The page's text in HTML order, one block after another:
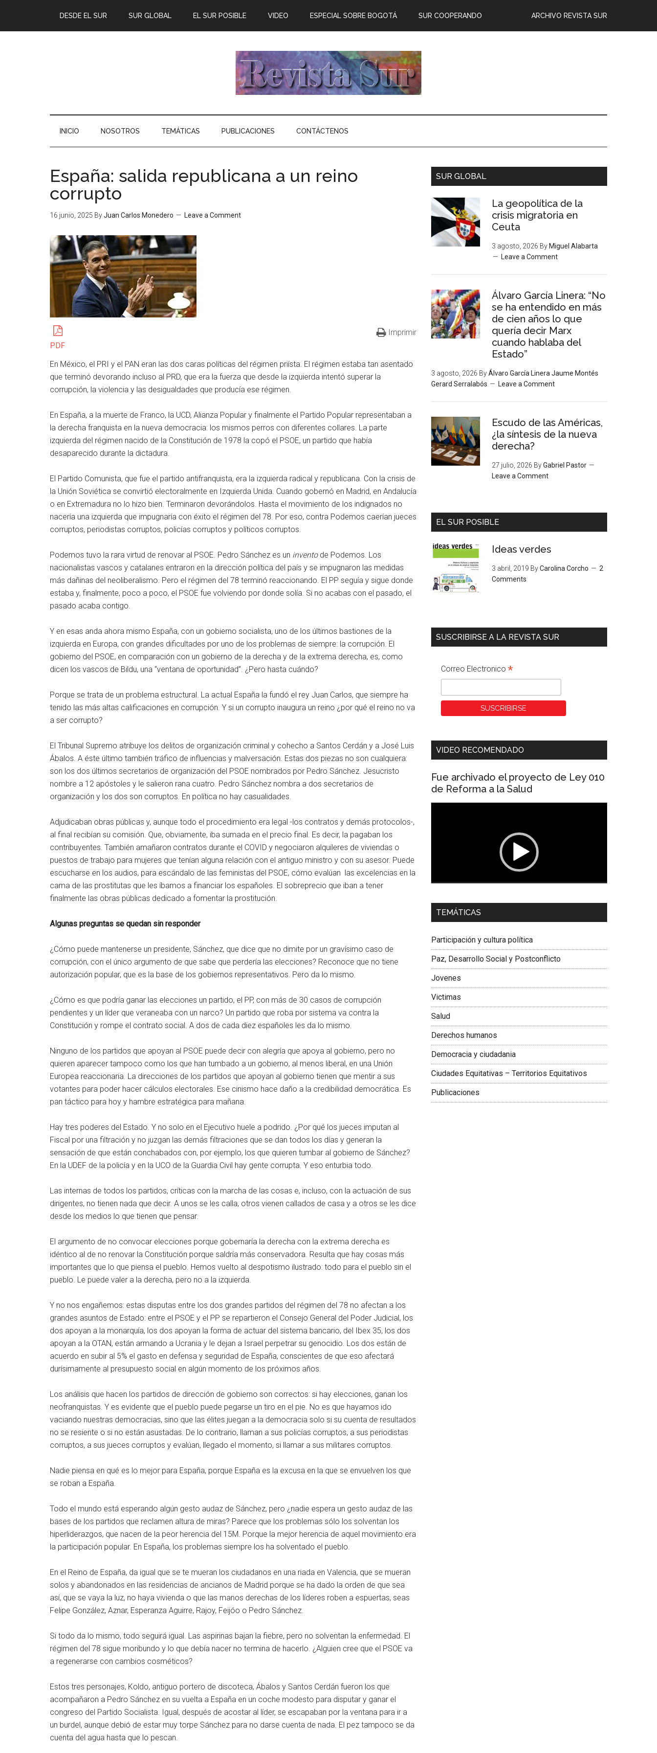
DESDE EL SUR SUR GLOBAL EL SUR POSIBLE ARCHIVO REVISTA SUR
VIDEO ESPECIAL SOBRE BOGOTÁ SUR COOPERANDO
INICIO NOSOTROS TEMÁTICAS PUBLICACIONES CONTÁCTENOS
España: salida republicana a un reino
corrupto
16 junio, 2025 ByJuan Carlos Monedero Leave a Comment
PDF
Imprimir
En México, el PRI y el PAN eran las dos caras políticas del régimen priísta. El régimen estaba tan asentado
que terminó devorando incluso al PRD, que era la fuerza que desde la izquierda intentó superar la
corrupción, la violencia y las desigualdades que producía ese régimen.
En España, a la muerte de Franco, la UCD, Alianza Popular y finalmente el Partido Popular representaban a
la derecha franquista en la nueva democracia: los mismos perros con diferentes collares. La parte
izquierda del régimen nacido de la Constitución de 1978 la copó el PSOE, un partido que había
desaparecido durante la dictadura.
El Partido Comunista, que fue el partido antifranquista, era la izquierda radical y republicana. Con la crisis de
la Unión Soviética se convirtió electoralmente en Izquierda Unida. Cuando gobernó en Madrid, en Andalucía
o en Extremadura no lo hizo bien. Terminaron devorándolos. Hasta el movimiento de los indignados no
nacería una izquierda que impugnaría con éxito el régimen del 78. Por eso, contra Podemos caerían jueces
corruptos, periodistas corruptos, policías corruptos y políticos corruptos.
Podemos tuvo la rara virtud de renovar al PSOE. Pedro Sánchez es un invento de Podemos. Los
nacionalistas vascos y catalanes entraron en la dirección política del país y se impugnaron las medidas
más dañinas del neoliberalismo. Pero el régimen del 78 terminó reaccionando. El PP seguía y sigue donde
estaba y, finalmente, poco a poco, el PSOE fue volviendo por donde solía. Si no acabas con el pasado, el
pasado acaba contigo.
Y en esas anda ahora mismo España, con un gobierno socialista, uno de los últimos bastiones de la
izquierda en Europa, con grandes dificultades por uno de los problemas de siempre: la corrupción. El
gobierno del PSOE, en comparación con un gobierno de la derecha y de la extrema derecha, es, como
dicen los vascos de Bildu, una “ventana de oportunidad”. ¿Pero hasta cuándo?
Porque se trata de un problema estructural. La actual España la fundó el rey Juan Carlos, que siempre ha
tenido las más altas calificaciones en corrupción. Y si un corrupto inaugura un reino ¿por qué el reino no va
a ser corrupto?
El Tribunal Supremo atribuye los delitos de organización criminal y cohecho a Santos Cerdán y a José Luis
Ábalos. A éste último también tráfico de influencias y malversación. Estas dos piezas no son cualquiera:
son los dos últimos secretarios de organización del PSOE nombrados por Pedro Sánchez. Jesucristo
nombre a 12 apóstoles y le salieron rana cuatro. Pedro Sánchez nombra a dos secretarios de
organización y los dos son corruptos. En política no hay casualidades.
Adjudicaban obras públicas y, aunque todo el procedimiento era legal -los contratos y demás protocolos-,
al final recibían su comisión. Que, obviamente, iba sumada en el precio final. Es decir, la pagaban los
contribuyentes. También amañaron contratos durante el COVID y negociaron alquileres de viviendas o
puestos de trabajo para mujeres que tenían alguna relación con el antiguo ministro y con su asesor. Puede
escucharse en los audios, para escándalo de las feministas del PSOE, cómo evalúan las excelencias en la
cama de las prostitutas que les íbamos a financiar los españoles. El sobreprecio que iban a tener
finalmente las obras públicas dedicado a fomentar la prostitución.
Algunas preguntas se quedan sin responder
¿Cómo puede mantenerse un presidente, Sánchez, que dice que no dimite por un gravísimo caso de
corrupción, con el único argumento de que sabe que perdería las elecciones? Reconoce que no tiene
autorización popular, que es la base de los gobiernos representativos. Pero da lo mismo.
¿Cómo es que podría ganar las elecciones un partido, el PP, con más de 30 casos de corrupción
pendientes y un líder que veraneaba con un narco? Un partido que roba por sistema va contra la
Constitución y rompe el contrato social. A dos de cada diez españoles les da lo mismo.
Ninguno de los partidos que apoyan al PSOE puede decir con alegría que apoya al gobierno, pero no
quieren aparecer tampoco como los que han tumbado a un gobierno, al menos liberal, en una Unión
Europea reaccionaria. La direcciones de los partidos que apoyan al gobierno tienen que mentir a sus
votantes para poder hacer cálculos electorales. Ese cinismo hace daño a la credibilidad democrática. Es
pan táctico para hoy y hambre estratégica para mañana.
Hay tres poderes del Estado. Y no solo en el Ejecutivo huele a podrido. ¿Por qué los jueces imputan al
Fiscal por una filtración y no juzgan las demás filtraciones que se dan todos los días y generan la
sensación de que están conchabados con, por ejemplo, los que quieren tumbar al gobierno de Sánchez?
En la UDEF de la policía y en la UCO de la Guardia Civil hay gente corrupta. Y eso enturbia todo.
Las internas de todos los partidos, críticas con la marcha de las cosas e, incluso, con la actuación de sus
dirigentes, no tienen nada que decir. A unos se les calla, otros vienen callados de casa y a otros se les dice
desde los medios lo que tienen que pensar.
El argumento de no convocar elecciones porque gobernaría la derecha con la extrema derecha es
idéntico al de no renovar la Constitución porque saldría más conservadora. Resulta que hay cosas más
importantes que lo que piensa el pueblo. Hemos vuelto al despotismo ilustrado: todo para el pueblo sin el
pueblo. Le puede valer a la derecha, pero no a la izquierda.
Y no nos engañemos: estas disputas entre los dos grandes partidos del régimen del 78 no afectan a los
grandes asuntos de Estado: entre el PSOE y el PP se repartieron el Consejo General del Poder Judicial, los
dos apoyan a la monarquía, los dos apoyan la forma de actuar del sistema bancario, del Ibex 35, los dos
apoyan a la OTAN, están armando a Ucrania y le dejan a Israel perpetrar su genocidio. Los dos están de
acuerdo en subir al 5% el gasto en defensa y seguridad de España, conscientes de que eso afectará
durísimamente al presupuesto social en algún momento de los próximos años.
Los análisis que hacen los partidos de dirección de gobierno son correctos: si hay elecciones, ganan los
neofranquistas. Y es evidente que el pueblo puede pegarse un tiro en el pie. No es que hayamos ido
vaciando nuestras democracias, sino que las élites juegan a la democracia solo si su cuenta de resultados
no se resiente o si no están asustadas. De lo contrario, llaman a sus policías corruptos, a sus periodistas
corruptos, a sus jueces corruptos y evalúan, llegado el momento, si llamar a sus militares corruptos.
Nadie piensa en qué es lo mejor para España, porque España es la excusa en la que se envuelven los que
se roban a España.
Todo el mundo está esperando algún gesto audaz de Sánchez, pero ¿nadie espera un gesto audaz de las
bases de los partidos que reclamen altura de miras? Parece que los problemas sólo los solventan los
hiperliderazgos, que nacen de la peor herencia del 15M. Porque la mejor herencia de aquel movimiento era
la participación popular. En España, los problemas siempre los ha solventado el pueblo.
En el Reino de España, da igual que se te mueran los ciudadanos en una riada en Valencia, que se mueran
solos y abandonados en las residencias de ancianos de Madrid porque se ha dado la orden de que sea
así, que se vaya la luz, no haya vivienda o que las manos derechas de los líderes roben a espuertas, seas
Felipe González, Aznar, Esperanza Aguirre, Rajoy, Feijóo o Pedro Sánchez.
Si todo da lo mismo, todo seguirá igual. Las aspirinas bajan la fiebre, pero no solventan la enfermedad. El
régimen del 78 sigue moribundo y lo que debía nacer no termina de hacerlo. ¿Alguien cree que el PSOE va
a regenerarse con cambios cosméticos?
Estos tres personajes, Koldo, antiguo portero de discoteca, Ábalos y Santos Cerdán fueron los que
acompañaron a Pedro Sánchez en su vuelta a España en un coche modesto para disputar y ganar el
congreso del Partido Socialista. Igual, después de acostar al líder, se escapaban por la ventana para ir a
un burdel, aunque debió de estar muy torpe Sánchez para no darse cuenta de nada. El pez tampoco se da
cuenta del agua hasta que lo pescan.
SUR GLOBAL
La geopolítica de la
crisis migratoria en
Ceuta
3 agosto, 2026 By Miguel Alabarta
Leave a Comment
Álvaro García Linera: “No
se ha entendido en más
de cien años lo que
quería decir Marx
cuando hablaba del
Estado”
3 agosto, 2026 ByÁlvaro García Linera Jaume Montés
Gerard Serralabós
Leave a Comment
Escudo de las Américas,
¿la síntesis de la nueva
derecha?
27 julio, 2026 ByGabriel Pastor
Leave a Comment
EL SUR POSIBLE
Ideas verdes
3 abril, 2019 ByCarolina Corcho
2
Comments
SUSCRIBIRSE A LA REVISTA SUR
Correo Electronico *
VIDEO RECOMENDADO
Fue archivado el proyecto de Ley 010
de Reforma a la Salud
Dra. Carolina Corcho Mejía,
Latinoamericana Sur, Vicepresidenta Federación
TEMÁTICAS
Participación y cultura política
Paz, Desarrollo Social y Postconflicto
Jovenes
Victimas
Salud
Derechos humanos
Democracia y ciudadania
Ciudades Equitativas – Territorios Equitativos
Publicaciones